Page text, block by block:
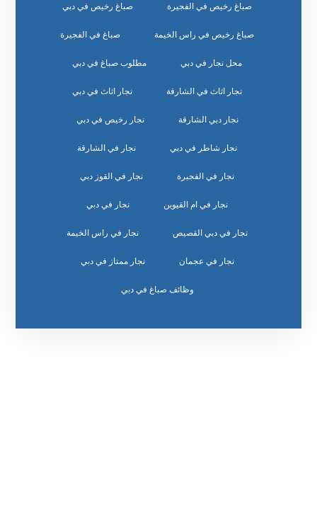
صباغ رخيص في الفجيرة صباغ رخيص في دبي
صباغ رخيص في راس الخيمة صباغ في الفجيرة
محل نجار في دبي مطلوب صباغ في دبي
نجار اثاث في الشارقة نجار اثاث في دبي
نجار دبي الشارقة نجار رخيص في دبي
نجار شاطر في دبي نجار في الشارقة
نجار في الفجيرة نجار في القوز دبي
نجار في ام القيوين نجار في دبي
نجار في دبي القصيص نجار في راس الخيمة
نجار في عجمان نجار ممتاز في دبي
وظائف صباغ في دبي